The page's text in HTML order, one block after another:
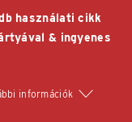
használati cikk
& ingyenes
információk